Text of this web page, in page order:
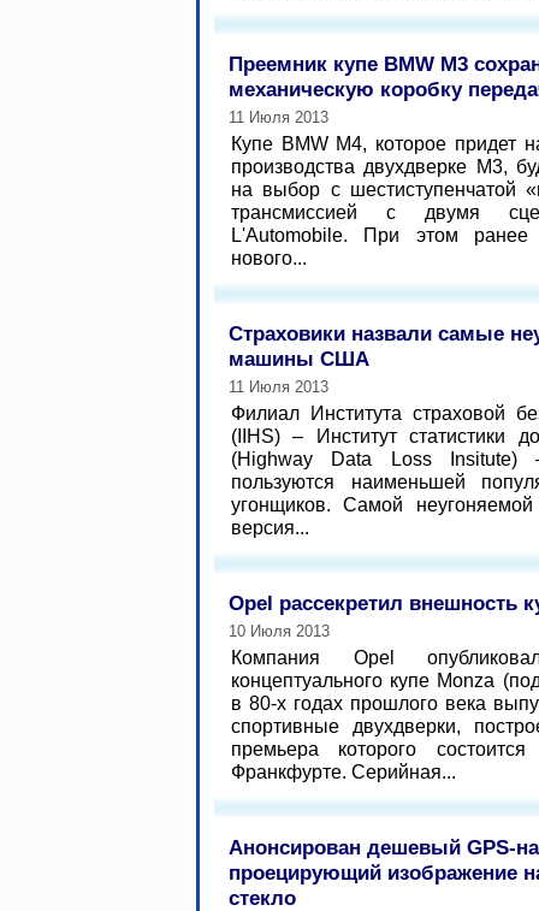
Преемник купе BMW M3
механическую коробку
11 Июля 2013
Купе BMW M4, которое придет
производства двухдверке M3,
на выбор с шестиступенчатой
трансмиссией с двумя
L'Automobile. При этом ранее
нового...
Страховики назвали самые
машины США
11 Июля 2013
Филиал Института страховой
(IIHS) – Институт статистики
(Highway Data Loss Insitute)
пользуются наименьшей
угонщиков. Самой
версия...
Opel рассекретил внешность
10 Июля 2013
Компания Opel
концептуального купе Monza
в 80-х годах прошлого века
спортивные двухдверки,
премьера которого
Франкфурте. Серийная...
Анонсирован дешевый GPS-
проецирующий изображение
стекло